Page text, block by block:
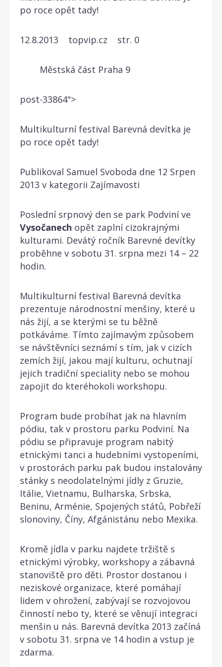
po roce opět tady!
12.8.2013 topvip.cz str. 0
Městská část Praha 9
post-33864">
Multikulturní festival Barevná devítka je
po roce opět tady!
Publikoval Samuel Svoboda dne 12 Srpen
2013 v kategorii Zajímavosti
Poslední srpnový den se park Podviní ve
Vysočanech opět zaplní cizokrajnými
kulturami. Devátý ročník Barevné devítky
proběhne v sobotu 31. srpna mezi 14 – 22
hodin.
Multikulturní festival Barevná devítka
prezentuje národnostní menšiny, které u
nás žijí, a se kterými se tu běžně
potkáváme. Tímto zajímavým způsobem
se návštěvníci seznámí s tím, jak v cizích
zemích žijí, jakou mají kulturu, ochutnají
jejich tradiční speciality nebo se mohou
zapojit do kteréhokoli workshopu.
Program bude probíhat jak na hlavním
pódiu, tak v prostoru parku Podviní. Na
pódiu se připravuje program nabitý
etnickými tanci a hudebními vystopeními,
v prostorách parku pak budou instalovány
stánky s neodolatelnými jídly z Gruzie,
Itálie, Vietnamu, Bulharska, Srbska,
Beninu, Arménie, Spojených států, Pobřeží
slonoviny, Číny, Afgánistánu nebo Mexika.
Kromě jídla v parku najdete tržiště s
etnickými výrobky, workshopy a zábavná
stanoviště pro děti. Prostor dostanou i
neziskové organizace, které pomáhají
lidem v ohrožení, zabývají se rozvojovou
činností nebo ty, které se věnují integraci
menšin u nás. Barevná devítka 2013 začíná
v sobotu 31. srpna ve 14 hodin a vstup je
zdarma.